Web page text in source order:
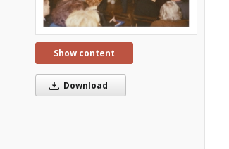
Show content
Download